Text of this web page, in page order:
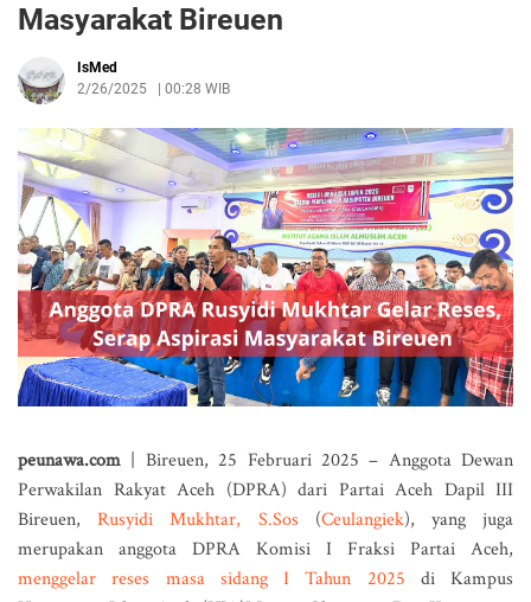
Masyarakat Bireuen
IsMed
2/26/2025
00:28 WIB
peunawa.com | Bireuen, 25 Februari 2025 – Anggota Dewan
Perwakilan Rakyat Aceh (DPRA) dari Partai Aceh Dapil III
Bireuen,Rusyidi Mukhtar, S.Sos (Ceulangiek), yang juga
merupakan anggota DPRA Komisi I Fraksi Partai Aceh,
menggelar reses masa sidang I Tahun 2025 di Kampus